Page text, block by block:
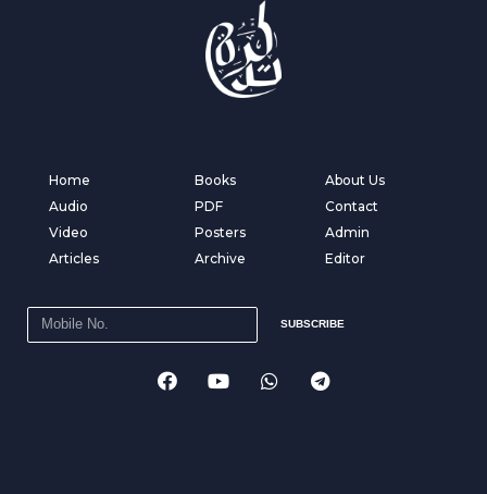
Home
Audio
Video
Articles
Books
PDF
Posters
Archive
About Us
Contact
Admin
Editor
SUBSCRIBE